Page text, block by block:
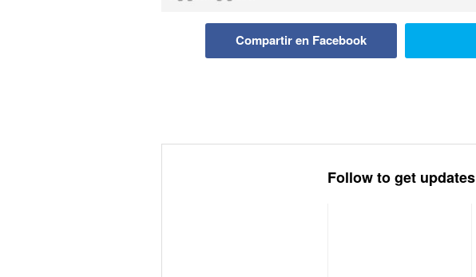
Compartir en Facebook
Follow to get updates